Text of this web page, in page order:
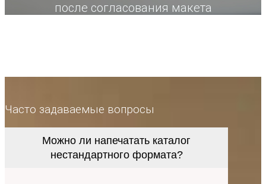
после согласования макета
Часто задаваемые вопросы
Можно ли напечатать каталог
нестандартного формата?